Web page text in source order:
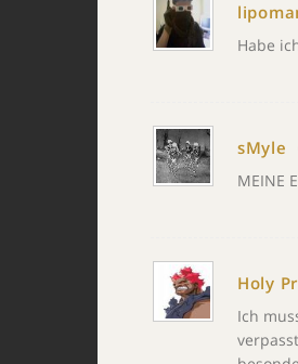
Habe
sMyle
MEINE
Holy
Ich